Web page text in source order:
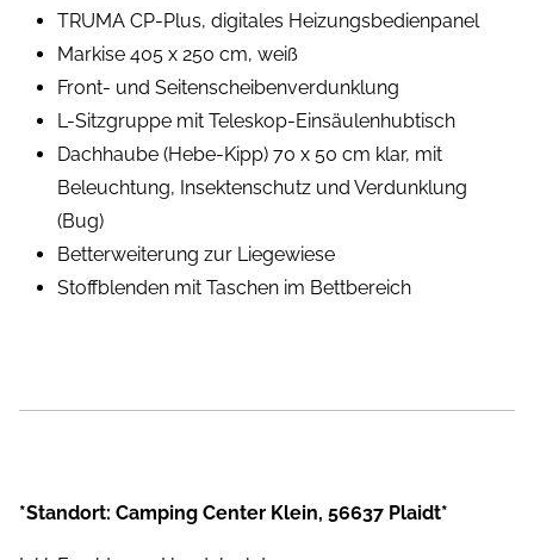
TRUMA CP-Plus, digitales Heizungsbedienpanel
Markise 405 x 250 cm, weiß
Front- und Seitenscheibenverdunklung
L-Sitzgruppe mit Teleskop-Einsäulenhubtisch
Dachhaube (Hebe-Kipp) 70 x 50 cm klar, mit
Beleuchtung, Insektenschutz und Verdunklung
(Bug)
Betterweiterung zur Liegewiese
Stoffblenden mit Taschen im Bettbereich
*Standort: Camping Center Klein, 56637 Plaidt*